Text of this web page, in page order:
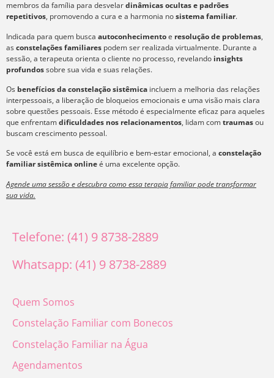
membros da família para desvelardinâmicas ocultas e padrões
repetitivos, promovendo a cura e a harmonia nosistema familiar.
Indicada para quem busca autoconhecimentoe resolução de problemas,
asconstelações familiares podem ser realizada virtualmente. Durante a
sessão, a terapeuta orienta o cliente no processo, revelando insights
profundossobre sua vida e suas relações.
Os benefícios da constelação sistêmica incluem a melhoria das relações
interpessoais, a liberação de bloqueios emocionais e uma visão mais clara
sobre questões pessoais. Esse método é especialmente eficaz para aqueles
que enfrentamdificuldades nos relacionamentos, lidam comtraumasou
buscam crescimento pessoal.
Se você está em busca de equilíbrio e bem-estar emocional, a constelação
familiar sistêmica onlineé uma excelente opção.
Agende uma sessão e descubra como essa terapia familiar pode transformar
sua vida.
Telefone: (41) 9 8738-2889
Whatsapp: (41) 9 8738-2889
Quem Somos
Constelação Familiar com Bonecos
Constelação Familiar na Água
Agendamentos